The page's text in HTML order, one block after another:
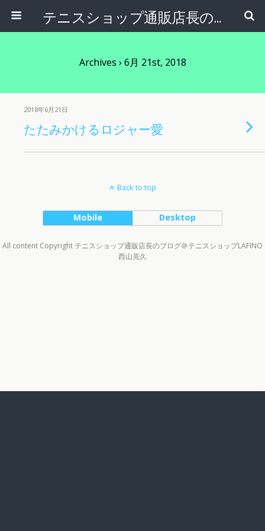
テニスショップ通販店長のブログ＠テニスショップLAFINO 西山克久
Archives › 6月 21st, 2018
2018年6月21日
たたみかけるロジャー愛
Back to top
Mobile Desktop
All content Copyright テニスショップ通販店長のブログ＠テニスショップLAFINO
西山克久